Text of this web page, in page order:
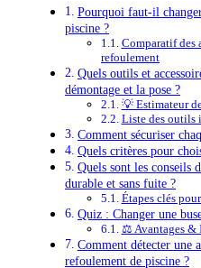
Pourquoi faut-il
piscine ?
Comparatif des
refoulement
Quels outils et
démontage et la pose ?
💡 Estimateur
Liste des outils
Comment sécuriser
Quels critères pour
Quels sont les conseils
durable et sans fuite ?
Étapes clés
Quiz : Changer une
⚖️ Avantages &
Comment détecter une
refoulement de piscine ?